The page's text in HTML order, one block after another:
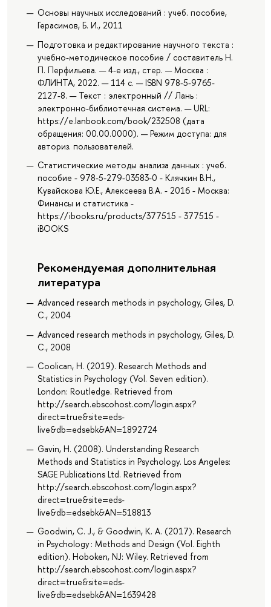
Основы научных исследований : учеб. пособие,
Герасимов, Б. И., 2011
Подготовка и редактирование научного текста :
учебно-методическое пособие / составитель Н.
П. Перфильева. — 4-е изд., стер. — Москва :
ФЛИНТА, 2022. — 114 с. — ISBN 978-5-9765-
2127-8. — Текст : электронный // Лань :
электронно-библиотечная система. — URL:
https://e.lanbook.com/book/232508 (дата
обращения: 00.00.0000). — Режим доступа: для
авториз. пользователей.
Статистические методы анализа данных : учеб.
пособие - 978-5-279-03583-0 - Клячкин В.Н.,
Кувайскова Ю.Е., Алексеева В.А. - 2016 - Москва:
Финансы и статистика -
https://ibooks.ru/products/377515 - 377515 -
iBOOKS
Рекомендуемая дополнительная
литература
Advanced research methods in psychology, Giles, D.
C., 2004
Advanced research methods in psychology, Giles, D.
C., 2008
Coolican, H. (2019). Research Methods and
Statistics in Psychology (Vol. Seven edition).
London: Routledge. Retrieved from
http://search.ebscohost.com/login.aspx?
direct=true&site=eds-
live&db=edsebk&AN=1892724
Gavin, H. (2008). Understanding Research
Methods and Statistics in Psychology. Los Angeles:
SAGE Publications Ltd. Retrieved from
http://search.ebscohost.com/login.aspx?
direct=true&site=eds-
live&db=edsebk&AN=518813
Goodwin, C. J., & Goodwin, K. A. (2017). Research
in Psychology : Methods and Design (Vol. Eighth
edition). Hoboken, NJ: Wiley. Retrieved from
http://search.ebscohost.com/login.aspx?
direct=true&site=eds-
live&db=edsebk&AN=1639428